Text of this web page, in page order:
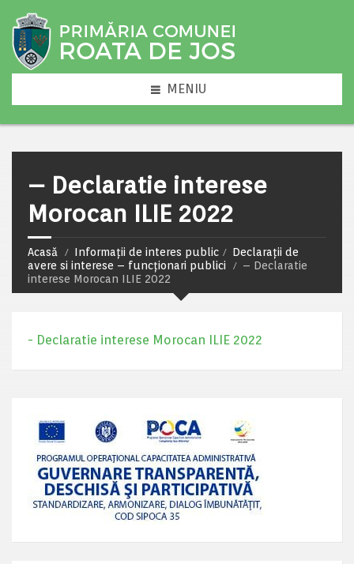
MENIU
– Declaratie interese
Morocan ILIE 2022
Acasă Informații de interes public
Declarații de
avere si interese – funcționari publici
– Declaratie
interese Morocan ILIE 2022
- Declaratie interese Morocan ILIE 2022